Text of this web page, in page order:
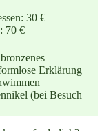
30 €
70 €
Erklärung
(bei Besuch